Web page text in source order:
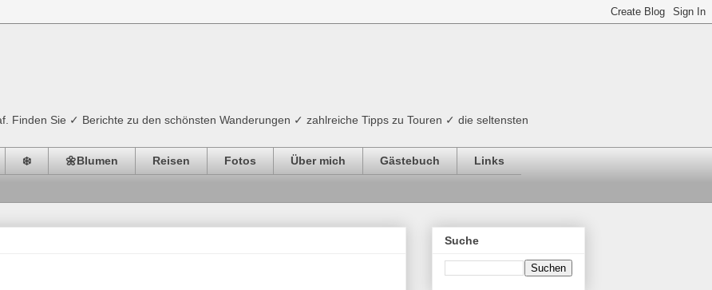
Finden Sie ✓ Berichte zu den schönsten Wanderungen ✓ zahlreiche Tipps zu Touren ✓ die seltensten
❄️ 🌼Blumen Reisen Fotos Über mich Gästebuch Links
Suche